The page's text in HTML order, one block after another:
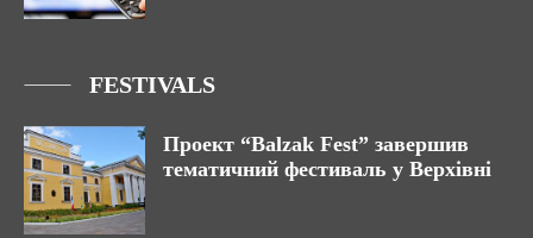
FESTIVALS
Проект “Balzak Fest” завершив
тематичний фестиваль у Верхівні